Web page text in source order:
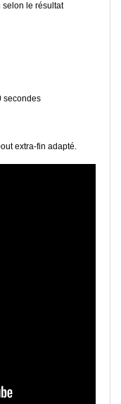
selon le résultat
secondes
extra-fin adapté.